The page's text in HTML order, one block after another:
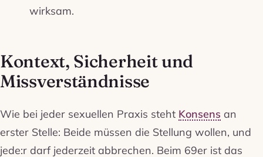
wirksam.
Kontext, Sicherheit und
Missverständnisse
Wie bei jeder sexuellen Praxis steht Konsens an
erster Stelle: Beide müssen die Stellung wollen, und
jede:r darf jederzeit abbrechen. Beim 69er ist das